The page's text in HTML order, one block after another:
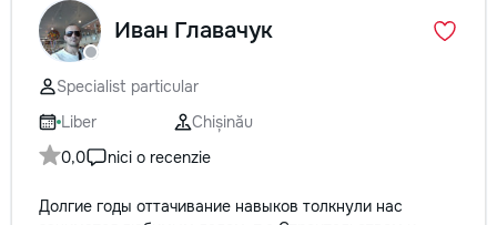
Иван Главачук
Specialist particular
Liber
Chișinău
0,0
nici o recenzie
Долгие годы оттачивание навыков толкнули нас